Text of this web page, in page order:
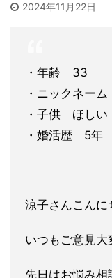
2024年11月22日
・年齢 33
・ニックネー
・子供 ほしい
・婚活歴 5年
涼子さんこんに
いつもご意見大
先日はお悩み